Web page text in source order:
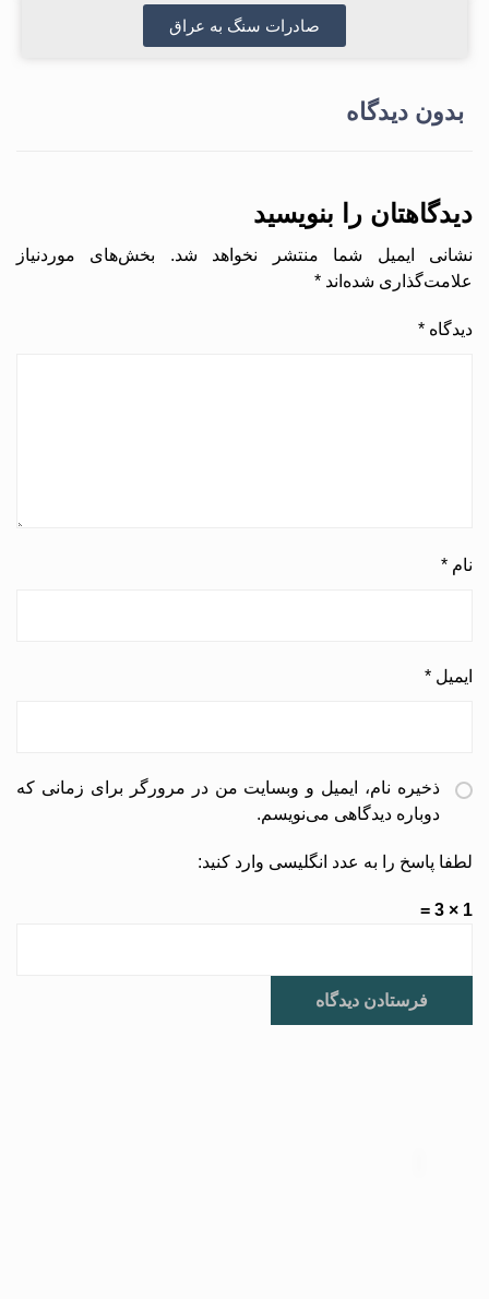
صادرات سنگ به عراق
بدون دیدگاه
دیدگاهتان را بنویسید
نشانی ایمیل شما منتشر نخواهد شد.
بخش‌های موردنیاز
علامت‌گذاری شده‌اند *
دیدگاه *
نام *
ایمیل *
ذخیره نام، ایمیل و وبسایت من در مرورگر برای زمانی که
دوباره دیدگاهی می‌نویسم.
لطفا پاسخ را به عدد انگلیسی وارد کنید:
1 × 3 =